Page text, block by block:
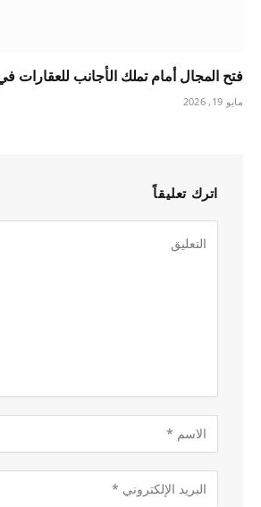
فتح المجال أمام تملك الأجانب للعقارات
مايو 19, 2026
اترك تعليقاً